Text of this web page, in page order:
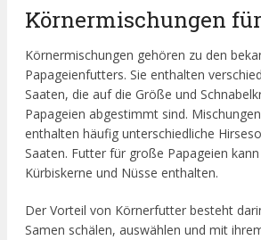
Körnermischungen
Körnermischungen gehören zu den
Papageienfutters. Sie enthalten
Saaten, die auf die Größe und
Papageien abgestimmt sind.
enthalten häufig unterschiedliche
Saaten. Futter für große Papageien
Kürbiskerne und Nüsse enthalten.
Der Vorteil von Körnerfutter besteht
Samen schälen, auswählen und mit